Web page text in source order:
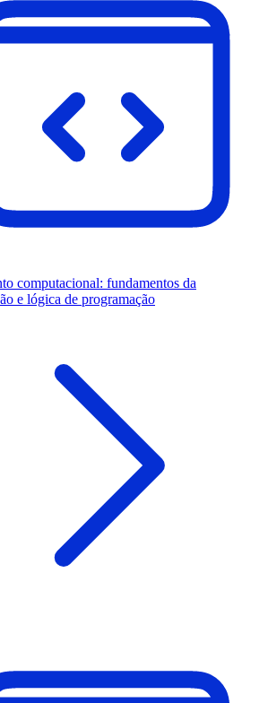
computacional: fundamentos da
e lógica de programação